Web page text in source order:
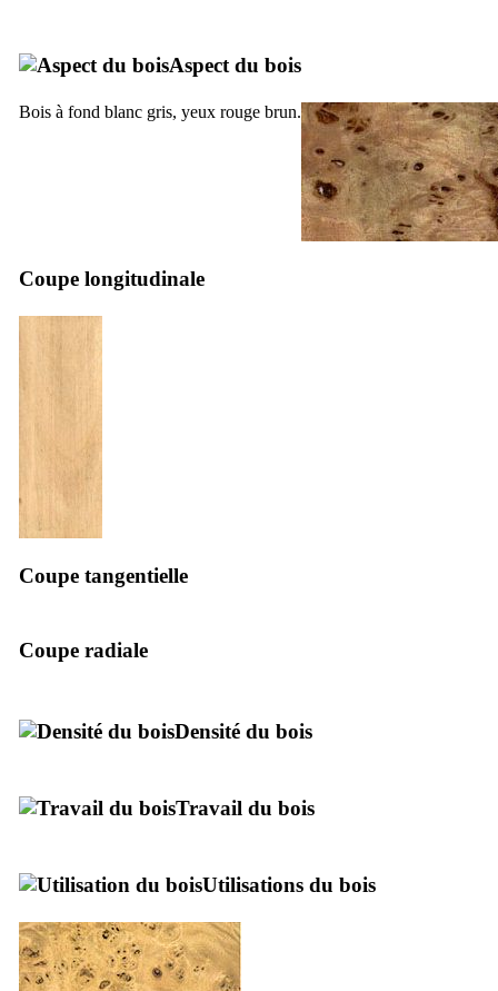
Aspect du bois
Bois à fond blanc gris, yeux rouge brun.
Coupe longitudinale
Coupe tangentielle
Coupe radiale
Densité du bois
Travail du bois
Utilisations du bois